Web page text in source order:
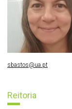
Reitoria
sbastos@ua.pt